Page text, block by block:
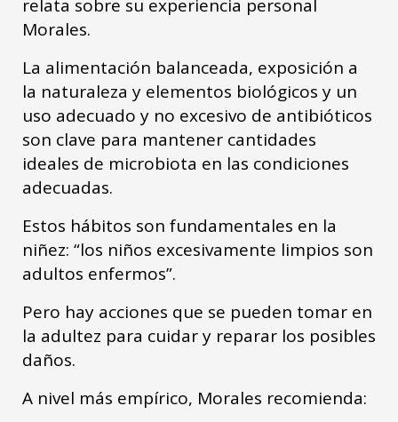
relata sobre su experiencia personal
Morales.
La alimentación balanceada, exposición a
la naturaleza y elementos biológicos y un
uso adecuado y no excesivo de antibióticos
son clave para mantener cantidades
ideales de microbiota en las condiciones
adecuadas.
Estos hábitos son fundamentales en la
niñez: “los niños excesivamente limpios son
adultos enfermos”.
Pero hay acciones que se pueden tomar en
la adultez para cuidar y reparar los posibles
daños.
A nivel más empírico, Morales recomienda: